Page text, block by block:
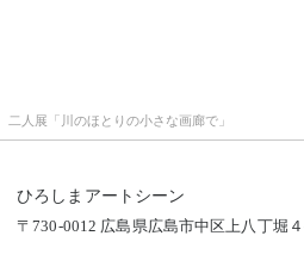
人展「川のほとりの小さな画廊で」
ひろしまアートシーン
〒730-0012 広島県広島市中区上八丁堀